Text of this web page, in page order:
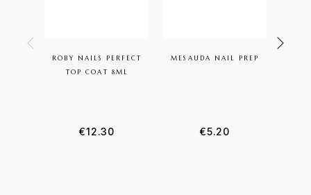
ROBY NAILS PERFECT
TOP COAT 8ML
€12.30
MESAUDA NAIL PREP
€5.20